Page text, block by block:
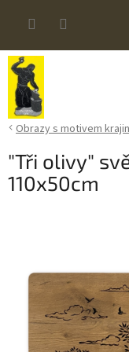
Obrazy s motivem
"Tři olivy"
110x50cm